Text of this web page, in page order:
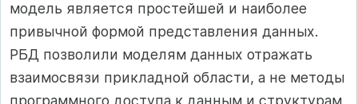
модель является простейшей и наиболее
привычной формой представления данных.
РБД позволили моделям данных отражать
взаимосвязи прикладной области, а не методы
программного доступа к данным и структурам